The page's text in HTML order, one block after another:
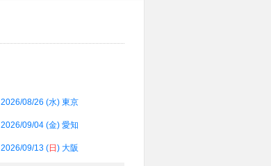
2026/08/26 (水) 東京
2026/09/04 (金) 愛知
2026/09/13 (日 ) 大阪